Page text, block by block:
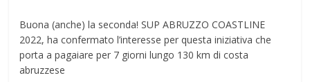
Buona (anche) la seconda! SUP ABRUZZO COASTLINE
2022, ha confermato l’interesse per questa iniziativa che
porta a pagaiare per 7 giorni lungo 130 km di costa
abruzzese